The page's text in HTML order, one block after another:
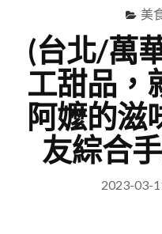
美
(台北/萬
工甜品，
阿嬤的滋
友綜合
2023-03-